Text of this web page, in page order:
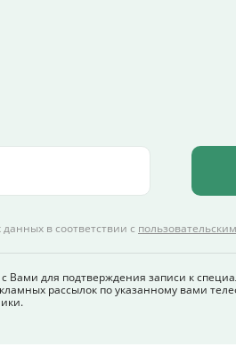
в соответствии с
Вами для подтверждения записи к
рассылок по указанному вами